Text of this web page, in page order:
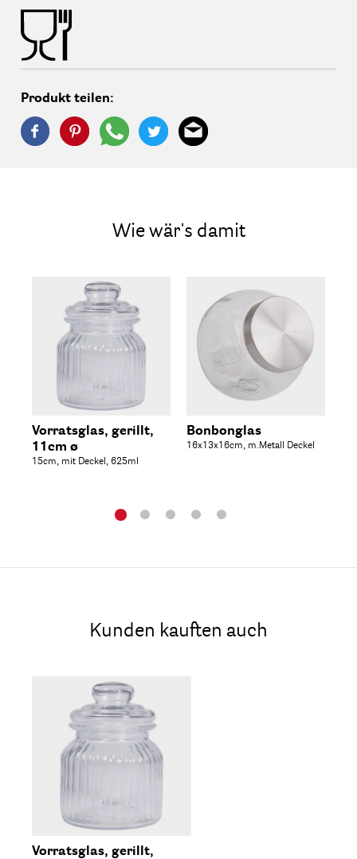
Produkt teilen:
Wie wär's damit
Vorratsglas, gerillt,
11cm ø
15cm, mit Deckel, 625ml
Bonbonglas
16x13x16cm, m.Metall Deckel
Kunden kauften auch
Vorratsglas, gerillt,